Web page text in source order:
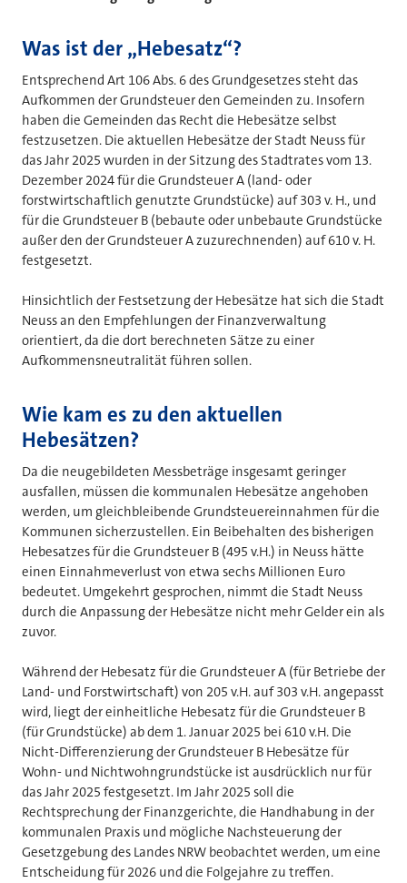
Was ist der „Hebesatz“?
Entsprechend Art 106 Abs. 6 des Grundgesetzes steht das
Aufkommen der Grundsteuer den Gemeinden zu. Insofern
haben die Gemeinden das Recht die Hebesätze selbst
festzusetzen. Die aktuellen Hebesätze der Stadt Neuss für
das Jahr 2025 wurden in der Sitzung des Stadtrates vom 13.
Dezember 2024 für die Grundsteuer A (land- oder
forstwirtschaftlich genutzte Grundstücke) auf 303 v. H., und
für die Grundsteuer B (bebaute oder unbebaute Grundstücke
außer den der Grundsteuer A zuzurechnenden) auf 610 v. H.
festgesetzt.
Hinsichtlich der Festsetzung der Hebesätze hat sich die Stadt
Neuss an den Empfehlungen der Finanzverwaltung
orientiert, da die dort berechneten Sätze zu einer
Aufkommensneutralität führen sollen.
Wie kam es zu den aktuellen
Hebesätzen?
Da die neugebildeten Messbeträge insgesamt geringer
ausfallen, müssen die kommunalen Hebesätze angehoben
werden, um gleichbleibende Grundsteuereinnahmen für die
Kommunen sicherzustellen. Ein Beibehalten des bisherigen
Hebesatzes für die Grundsteuer B (495 v.H.) in Neuss hätte
einen Einnahmeverlust von etwa sechs Millionen Euro
bedeutet. Umgekehrt gesprochen, nimmt die Stadt Neuss
durch die Anpassung der Hebesätze nicht mehr Gelder ein als
zuvor.
Während der Hebesatz für die Grundsteuer A (für Betriebe der
Land- und Forstwirtschaft) von 205 v.H. auf 303 v.H. angepasst
wird, liegt der einheitliche Hebesatz für die Grundsteuer B
(für Grundstücke) ab dem 1. Januar 2025 bei 610 v.H. Die
Nicht-Differenzierung der Grundsteuer B Hebesätze für
Wohn- und Nichtwohngrundstücke ist ausdrücklich nur für
das Jahr 2025 festgesetzt. Im Jahr 2025 soll die
Rechtsprechung der Finanzgerichte, die Handhabung in der
kommunalen Praxis und mögliche Nachsteuerung der
Gesetzgebung des Landes NRW beobachtet werden, um eine
Entscheidung für 2026 und die Folgejahre zu treffen.